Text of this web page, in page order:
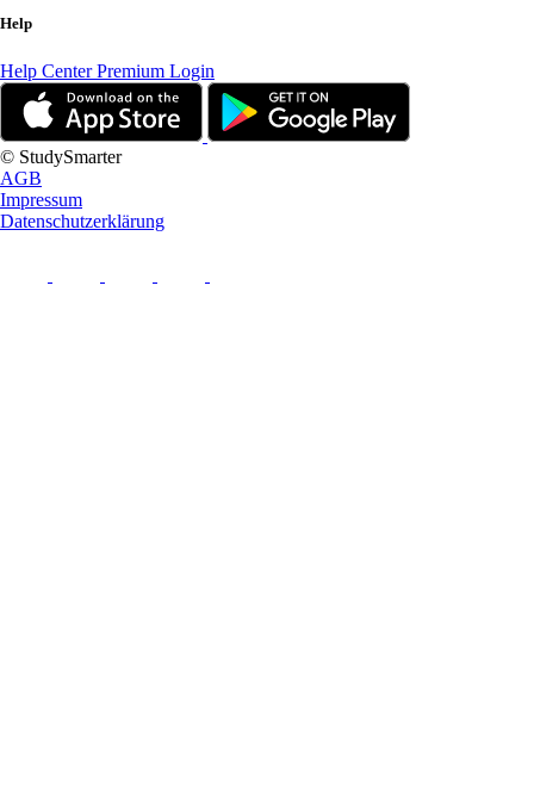
Help
Help CenterPremium Login
© StudySmarter
AGB
Impressum
Datenschutzerklärung